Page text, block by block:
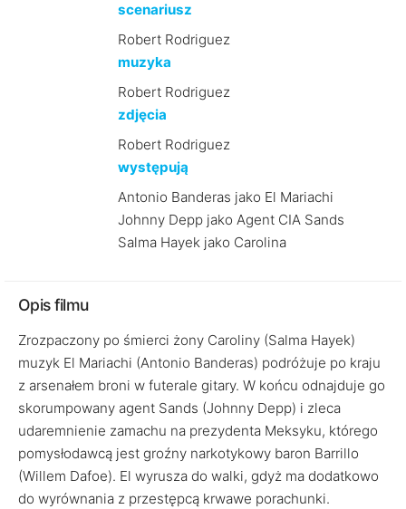
scenariusz
Robert Rodriguez
muzyka
Robert Rodriguez
zdjęcia
Robert Rodriguez
występują
Antonio Banderas jako El Mariachi
Johnny Depp jako Agent CIA Sands
Salma Hayek jako Carolina
Opis filmu
Zrozpaczony po śmierci żony Caroliny (Salma Hayek)
muzyk El Mariachi (Antonio Banderas) podróżuje po kraju
z arsenałem broni w futerale gitary. W końcu odnajduje go
skorumpowany agent Sands (Johnny Depp) i zleca
udaremnienie zamachu na prezydenta Meksyku, którego
pomysłodawcą jest groźny narkotykowy baron Barrillo
(Willem Dafoe). El wyrusza do walki, gdyż ma dodatkowo
do wyrównania z przestępcą krwawe porachunki.